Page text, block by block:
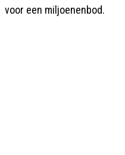
voor een miljoenenbod.